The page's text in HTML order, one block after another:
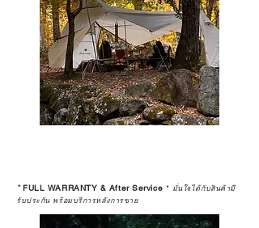
*FULL WARRANTY & After Service * มั่นใจได้กับสินค้ามี
รับประกัน พร้อมบริการหลังการขาย